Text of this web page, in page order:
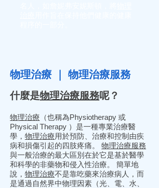
物理治療｜ 物理治療服務
什麼是物理治療服務呢？
物理治療 （也稱為Physiotherapy 或
Physical Therapy ）是一種專業治療醫
學， 物理治療用於預防、治療和控制由疾
病和損傷引起的四肢疼痛。 物理治療服務
與一般治療的最大區別在於它是基於醫學
和科學的非藥物和侵入性治療。 簡單地
說， 物理治療不是靠吃藥來治療病人，而
是通過自然界中物理因素（光、電、水、